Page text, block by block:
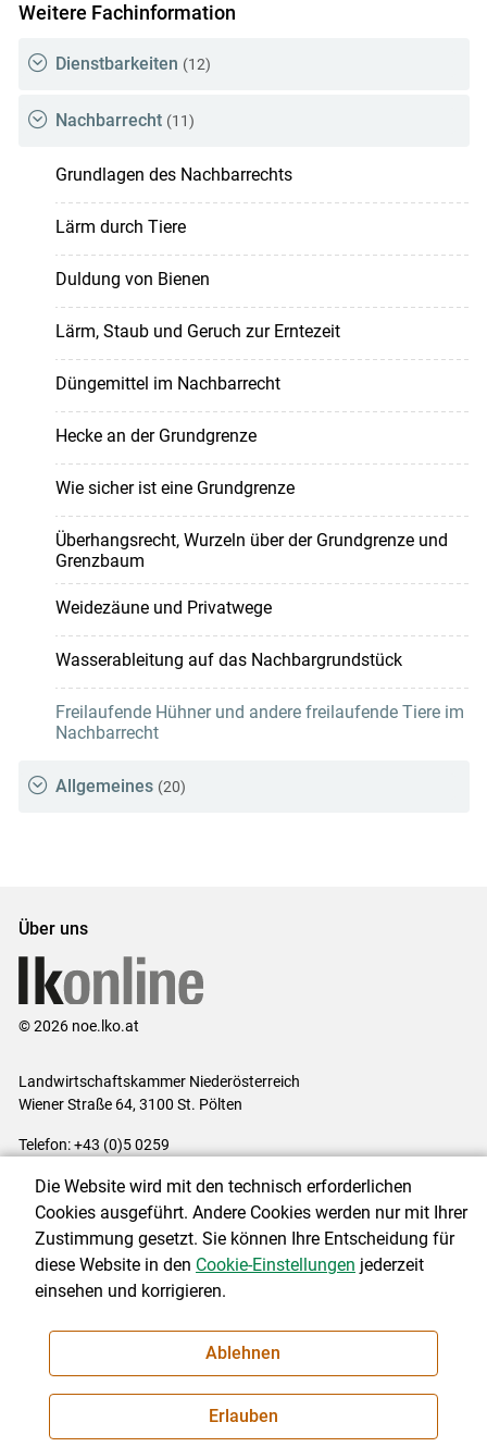
Weitere Fachinformation
Dienstbarkeiten (12)
Nachbarrecht (11)
Grundlagen des Nachbarrechts
Lärm durch Tiere
Duldung von Bienen
Lärm, Staub und Geruch zur Erntezeit
Düngemittel im Nachbarrecht
Hecke an der Grundgrenze
Wie sicher ist eine Grundgrenze
Überhangsrecht, Wurzeln über der Grundgrenze und
Grenzbaum
Weidezäune und Privatwege
Wasserableitung auf das Nachbargrundstück
Freilaufende Hühner und andere freilaufende Tiere im
Nachbarrecht
Allgemeines (20)
Über uns
© 2026 noe.lko.at
Landwirtschaftskammer Niederösterreich
Wiener Straße 64, 3100 St. Pölten
Telefon: +43 (0)5 0259
Impressum|Kontakt|Datenschutzerklärung|Barrierefreiheit|
Cookie-Einstellungen
NEWSLETTER
Die Website wird mit den technisch erforderlichen
Cookies ausgeführt. Andere Cookies werden nur mit Ihrer
Zustimmung gesetzt. Sie können Ihre Entscheidung für
diese Website in den Cookie-Einstellungen jederzeit
einsehen und korrigieren.
Ablehnen
Erlauben